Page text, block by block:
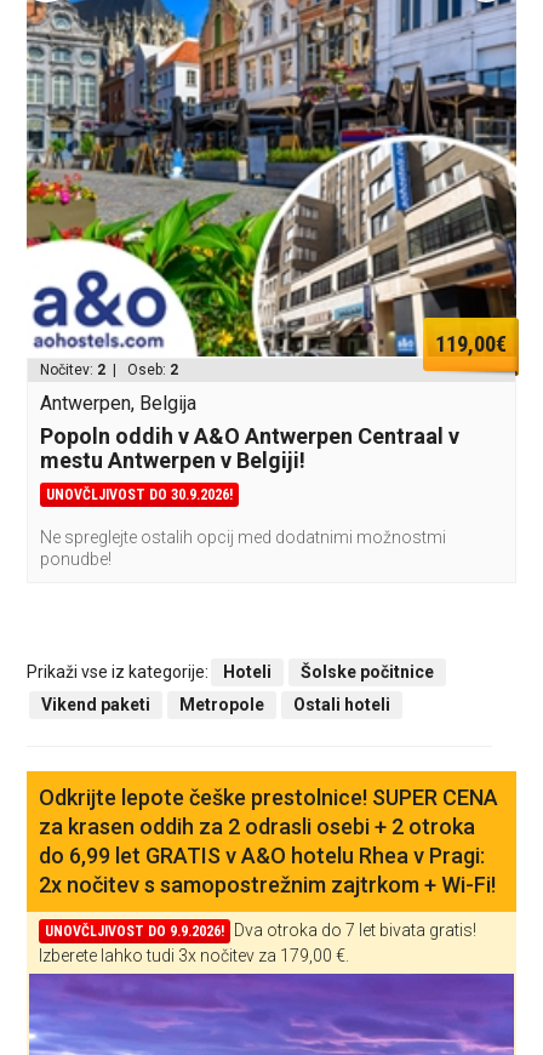
119,00€
Nočitev: 2 | Oseb: 2
Antwerpen, Belgija
Popoln oddih v A&O Antwerpen Centraal v
mestu Antwerpen v Belgiji!
UNOVČLJIVOST DO 30.9.2026!
Ne spreglejte ostalih opcij med dodatnimi možnostmi
ponudbe!
Prikaži vse iz kategorije: Hoteli
Šolske počitnice
Vikend paketi
Metropole Ostali hoteli
Odkrijte lepote češke prestolnice! SUPER CENA
za krasen oddih za 2 odrasli osebi + 2 otroka
do 6,99 let GRATIS v A&O hotelu Rhea v Pragi:
2x nočitev s samopostrežnim zajtrkom + Wi-Fi!
UNOVČLJIVOST DO 9.9.2026!
Dva otroka do 7 let bivata gratis!
Izberete lahko tudi 3x nočitev za 179,00 €.